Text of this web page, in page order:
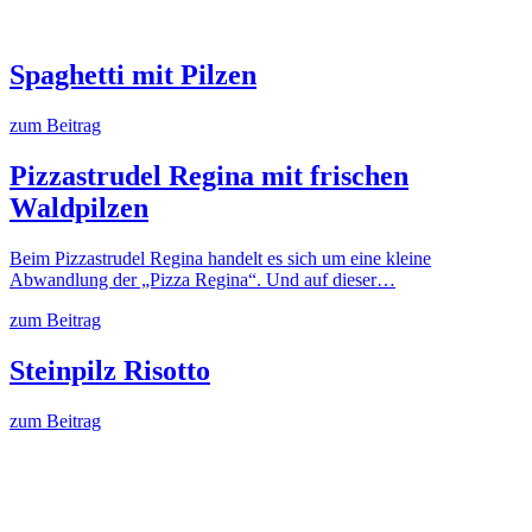
Spaghetti mit Pilzen
zum Beitrag
Pizzastrudel Regina mit frischen
Waldpilzen
Beim Pizzastrudel Regina handelt es sich um eine kleine
Abwandlung der „Pizza Regina“. Und auf dieser…
zum Beitrag
Steinpilz Risotto
zum Beitrag